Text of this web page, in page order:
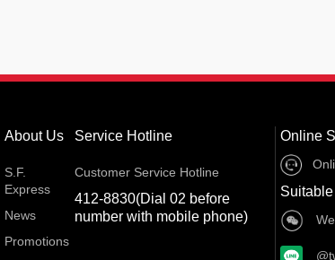
About Us
S.F.
Express
News
Promotions
Service Hotline
Customer Service Hotline
412-8830(Dial 02 before
number with mobile phone)
Online